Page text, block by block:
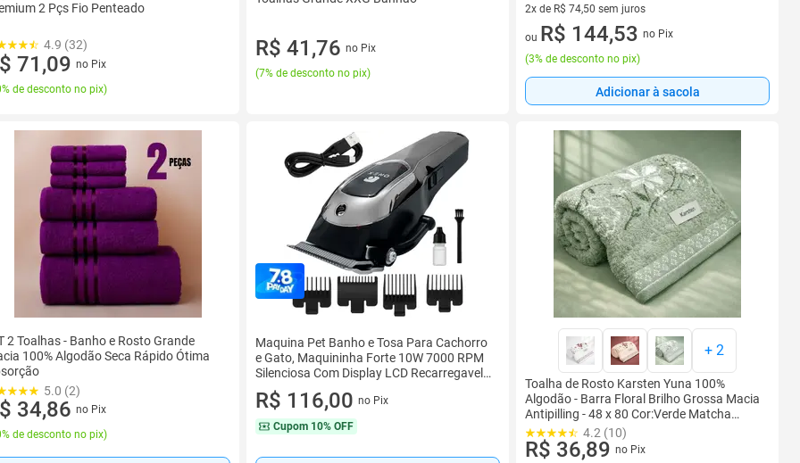
2 Pçs Fio Penteado
4.9 (32)
71,09 no Pix
de desconto no pix)
R$ 41,76 no Pix
(7% de desconto no pix)
2x de R$ 74,50 sem juros
2 vez de R$ 74,50 sem juros
ou R$ 144,53 no Pix
(3% de desconto no pix)
Adicionar à sacola
2 Toalhas - Banho e Rosto Grande
100% Algodão Seca Rápido Ótima
5.0 (2)
34,86 no Pix
de desconto no pix)
Maquina Pet Banho e Tosa Para Cachorro
e Gato, Maquininha Forte 10W 7000 RPM
Silenciosa Com Display LCD Recarregavel
USB
R$ 116,00 no Pix
Cupom 10% OFF
+ 2
Toalha de Rosto Karsten Yuna 100%
Algodão - Barra Floral Brilho Grossa Macia
Antipilling - 48 x 80 Cor:Verde Matcha
4020
4.2 (10)
R$ 36,89 no Pix